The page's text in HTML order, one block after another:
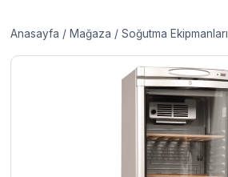
Anasayfa / Mağaza / Soğutma Ekipmanları